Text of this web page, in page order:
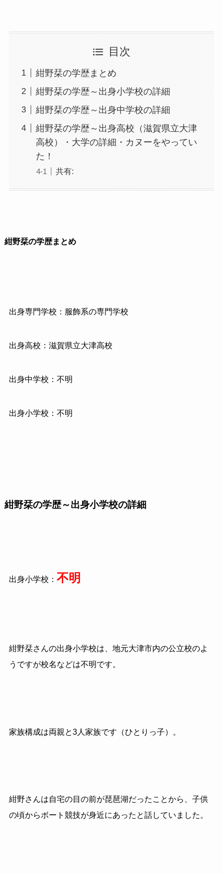
目次
紺野栞の学歴まとめ
紺野栞の学歴～出身小学校の詳細
紺野栞の学歴～出身中学校の詳細
紺野栞の学歴～出身高校（滋賀県立大津
高校）・大学の詳細・カヌーをやってい
た！
共有:
紺野栞の学歴まとめ
出身専門学校：服飾系の専門学校
出身高校：滋賀県立大津高校
出身中学校：不明
出身小学校：不明
紺野栞の学歴～出身小学校の詳細
出身小学校： 不明
紺野栞さんの出身小学校は、地元大津市内の公立校のよ
うですが校名などは不明です。
家族構成は両親と3人家族です（ひとりっ子）。
紺野さんは自宅の目の前が琵琶湖だったことから、子供
の頃からボート競技が身近にあったと話していました。